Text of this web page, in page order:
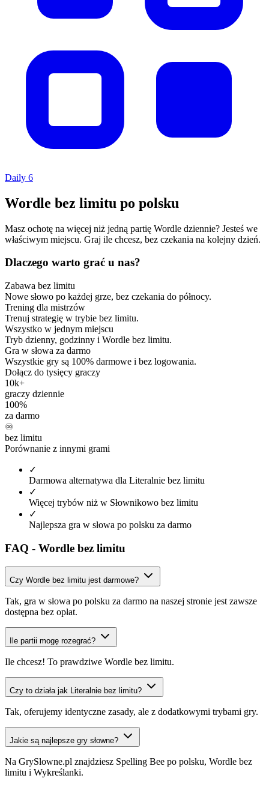
Daily 6
Wordle bez limitu po polsku
Masz ochotę na więcej niż jedną partię Wordle dziennie? Jesteś we
właściwym miejscu. Graj ile chcesz, bez czekania na kolejny dzień.
Dlaczego warto grać u nas?
Zabawa bez limitu
Nowe słowo po każdej grze, bez czekania do północy.
Trening dla mistrzów
Trenuj strategię w trybie bez limitu.
Wszystko w jednym miejscu
Tryb dzienny, godzinny i Wordle bez limitu.
Gra w słowa za darmo
Wszystkie gry są 100% darmowe i bez logowania.
Dołącz do tysięcy graczy
10k+
graczy dziennie
100%
za darmo
♾️
bez limitu
Porównanie z innymi grami
✓
Darmowa alternatywa dla Literalnie bez limitu
✓
Więcej trybów niż w Słownikowo bez limitu
✓
Najlepsza gra w słowa po polsku za darmo
FAQ - Wordle bez limitu
Czy Wordle bez limitu jest darmowe?
Tak, gra w słowa po polsku za darmo na naszej stronie jest zawsze
dostępna bez opłat.
Ile partii mogę rozegrać?
Ile chcesz! To prawdziwe Wordle bez limitu.
Czy to działa jak Literalnie bez limitu?
Tak, oferujemy identyczne zasady, ale z dodatkowymi trybami gry.
Jakie są najlepsze gry słowne?
Na GrySlowne.pl znajdziesz Spelling Bee po polsku, Wordle bez
limitu i Wykreślanki.